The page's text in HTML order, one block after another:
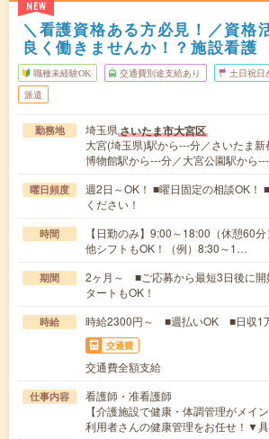
NEW
＼看護資格ある方必見！／資格
良く働きませんか！？施設看護
職種未経験OK 交通費別途支給あり 土日祝日
派遣
勤務地 埼玉県さいたま市大宮区
大宮(埼玉県)駅から---分／さいたま
博物館駅から---分／大宮公園駅から
曜日頻度
週2日～OK！ ■曜日固定の相談OK！
ください！
時間
【日勤のみ】9:00～18:00（休憩60
他シフトもOK！（例）8:30～1…
期間
2ヶ月～ ■ご応募から最短3日後に
タートもOK！
時給 時給2300円～ ■週払いOK ■日収1
交通費
交通費全額支給
仕事内容
看護師・准看護師
【介護施設で健康・体調管理がメイ
利用者さんの健康管理をお任せ！▼